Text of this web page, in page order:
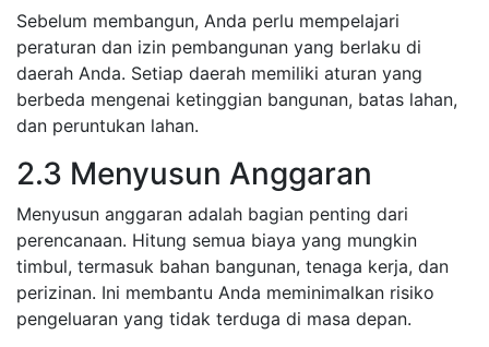
Sebelum membangun, Anda perlu mempelajari
peraturan dan izin pembangunan yang berlaku di
daerah Anda. Setiap daerah memiliki aturan yang
berbeda mengenai ketinggian bangunan, batas lahan,
dan peruntukan lahan.
2.3 Menyusun Anggaran
Menyusun anggaran adalah bagian penting dari
perencanaan. Hitung semua biaya yang mungkin
timbul, termasuk bahan bangunan, tenaga kerja, dan
perizinan. Ini membantu Anda meminimalkan risiko
pengeluaran yang tidak terduga di masa depan.